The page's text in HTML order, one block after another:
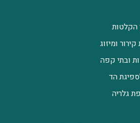
הקלטות
ומיזוג
ובתי קפה
הד
גלריה